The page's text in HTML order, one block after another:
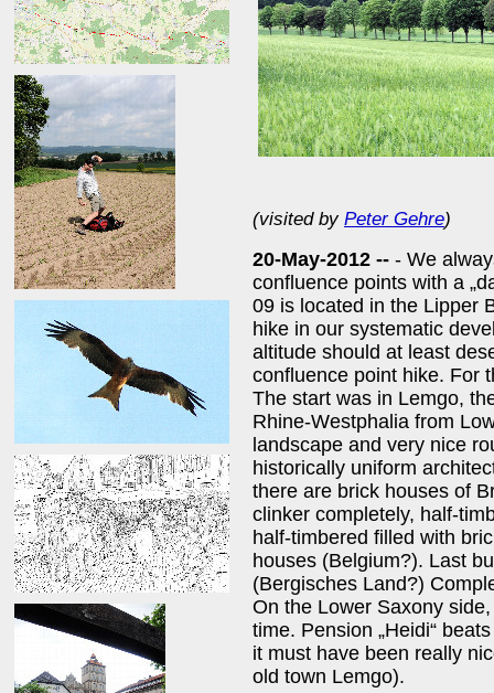
(visited by Peter Gehre)
20-May-2012 -- - We
confluence points with a
09 is located in the Lipper
hike in our systematic
altitude should at least
confluence point hike. For
The start was in Lemgo,
Rhine-Westphalia from
landscape and very nice
historically uniform
there are brick houses of
clinker completely, half-
half-timbered filled with
houses (Belgium?). Last
(Bergisches Land?)
On the Lower Saxony
time. Pension „Heidi“
it must have been really
old town Lemgo).